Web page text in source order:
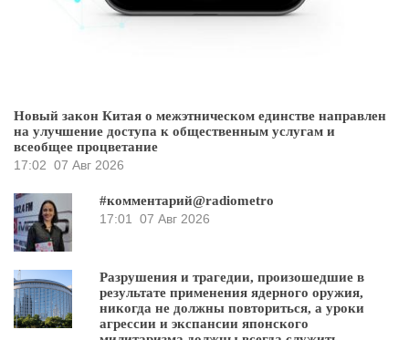
Новый закон Китая о межэтническом единстве направлен
на улучшение доступа к общественным услугам и
всеобщее процветание
17:02 07 Авг 2026
#комментарий@radiometro
17:01
07 Авг 2026
Разрушения и трагедии, произошедшие в
результате применения ядерного оружия,
никогда не должны повториться, а уроки
агрессии и экспансии японского